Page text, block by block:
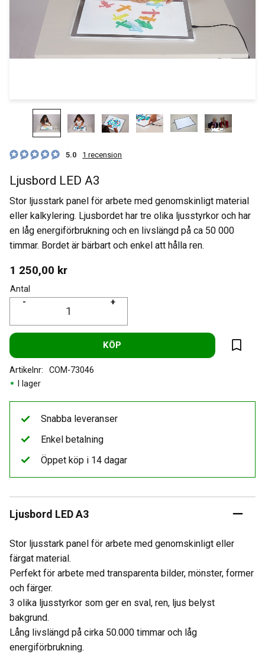
5.0 1 recension
Ljusbord LED A3
Stor ljusstark panel för arbete med genomskinligt material
eller kalkylering. Ljusbordet har tre olika ljusstyrkor och har
en låg energiförbrukning och en livslängd på ca 50 000
timmar. Bordet är bärbart och enkel att hålla ren.
1 250,00 kr
Antal
+
-
KÖP
Lägg
I lager
Artikelnr COM-73046
Ljusbord LED A3
Stor ljusstark panel för arbete med genomskinligt eller
färgat material.
Perfekt för arbete med transparenta bilder, mönster, former
och färger.
3 olika ljusstyrkor som ger en sval, ren, ljus belyst
bakgrund.
Lång livslängd på cirka 50.000 timmar och låg
energiförbrukning.
Snabba leveranser
Enkel betalning
Öppet köp i 14 dagar